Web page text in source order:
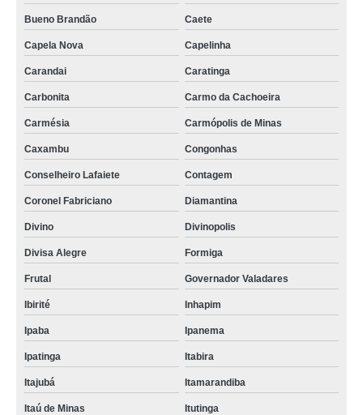
Bueno Brandão Caete
Capela Nova Capelinha
Carandai Caratinga
Carbonita Carmo da Cachoeira
Carmésia Carmópolis de Minas
Caxambu Congonhas
Conselheiro Lafaiete Contagem
Coronel Fabriciano Diamantina
Divino Divinopolis
Divisa Alegre Formiga
Frutal Governador Valadares
Ibirité Inhapim
Ipaba Ipanema
Ipatinga Itabira
Itajubá Itamarandiba
Itaú de Minas Itutinga